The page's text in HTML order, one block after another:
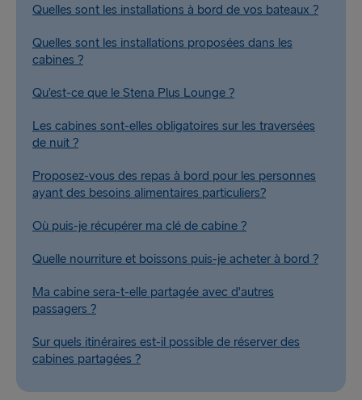
Quelles sont les installations à bord de vos bateaux ?
Quelles sont les installations proposées dans les
cabines ?
Qu’est-ce que le Stena Plus Lounge ?
Les cabines sont-elles obligatoires sur les traversées
de nuit ?
Proposez-vous des repas à bord pour les personnes
ayant des besoins alimentaires particuliers?
Où puis-je récupérer ma clé de cabine ?
Quelle nourriture et boissons puis-je acheter à bord ?
Ma cabine sera-t-elle partagée avec d'autres
passagers ?
Sur quels itinéraires est-il possible de réserver des
cabines partagées ?